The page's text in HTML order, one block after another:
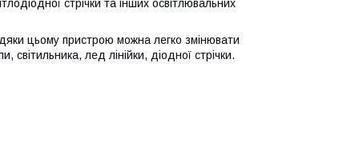
стрічки та інших освітлювальних
цьому пристрою можна легко змінювати
світильника, лед лінійки, діодної стрічки.